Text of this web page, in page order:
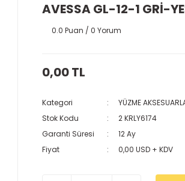
AVESSA GL-12-1 GRİ-
0.0 Puan / 0 Yorum
0,00 TL
Kategori
YÜZME
Stok Kodu
2 KRLY6174
Garanti Süresi
12 Ay
Fiyat
0,00 USD + KDV